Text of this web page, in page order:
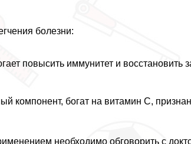
болезни:
повысить иммунитет и восстановить
компонент, богат на витамин С,
необходимо обговорить с